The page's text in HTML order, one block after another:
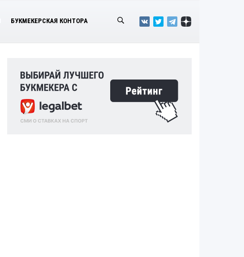
БУКМЕКЕРСКАЯ КОНТОРА